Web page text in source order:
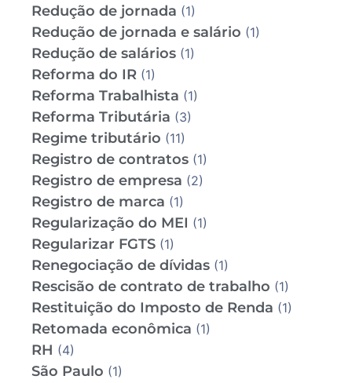
Redução de jornada (1)
Redução de jornada e salário (1)
Redução de salários (1)
Reforma do IR (1)
Reforma Trabalhista (1)
Reforma Tributária (3)
Regime tributário (11)
Registro de contratos (1)
Registro de empresa (2)
Registro de marca (1)
Regularização do MEI (1)
Regularizar FGTS (1)
Renegociação de dívidas (1)
Rescisão de contrato de trabalho (1)
Restituição do Imposto de Renda (1)
Retomada econômica (1)
RH (4)
São Paulo (1)